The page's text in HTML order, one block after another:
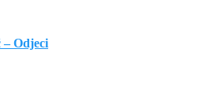
– Odjeci